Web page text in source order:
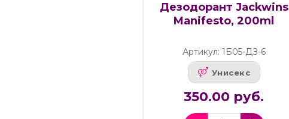
Дезодорант Jackwins
Manifesto, 200ml
Артикул: 1Б05-ДЗ-6
Унисекс
350.00 руб.